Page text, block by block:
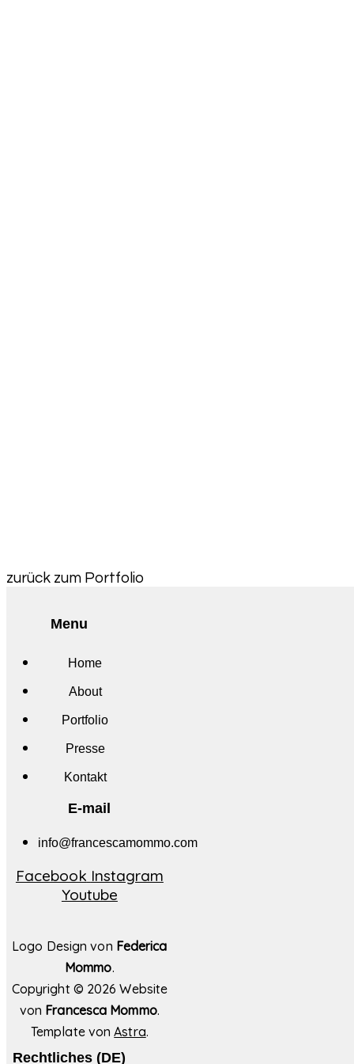
zurück zum Portfolio
Menu
Home
About
Portfolio
Presse
Kontakt
E-mail
info@francescamommo.com​
Facebook Instagram
Youtube
Logo Design von Federica
Mommo.
Copyright © 2026 Website
von Francesca Mommo.
Template vonAstra.
Rechtliches (DE)